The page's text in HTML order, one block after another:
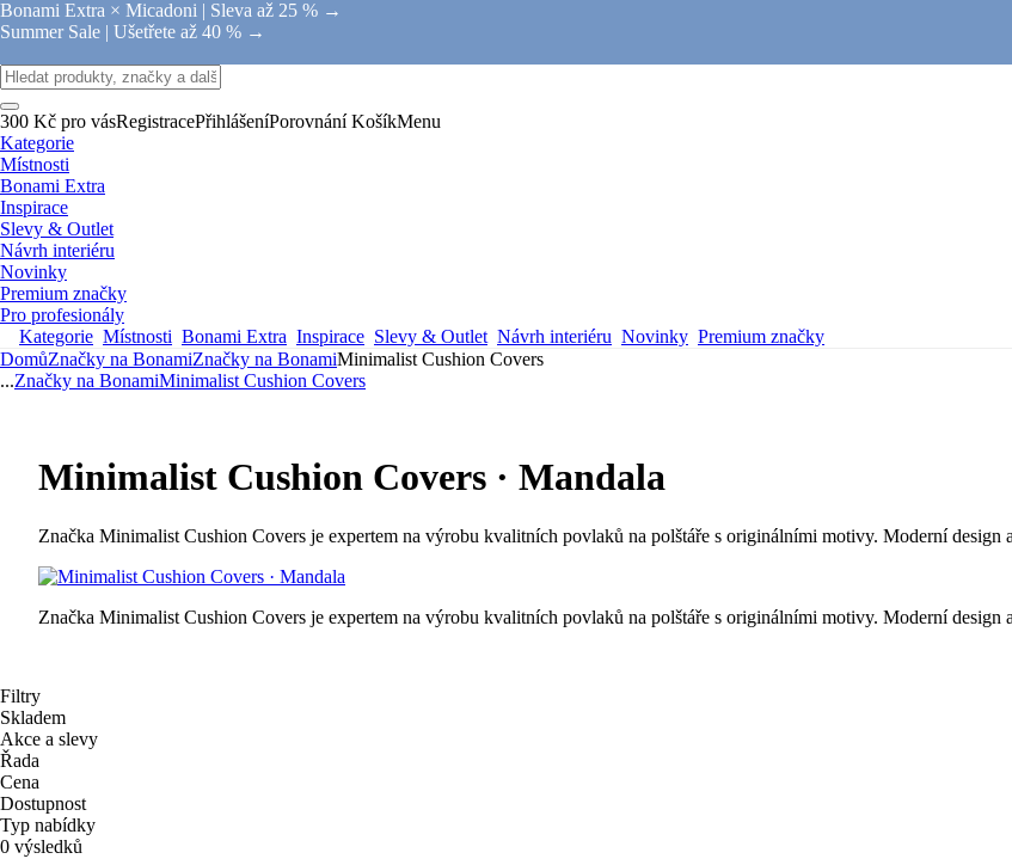
Bonami Extra × Micadoni | Sleva až 25 % →
Summer Sale | Ušetřete až 40 % →
300 Kč pro vásRegistracePřihlášeníPorovnání KošíkMenu
Kategorie
Místnosti
Bonami Extra
Inspirace
Slevy & Outlet
Návrh interiéru
Novinky
Premium značky
Pro profesionály
Kategorie Místnosti Bonami Extra Inspirace Slevy & Outlet Návrh interiéru Novinky Premium značky
DomůZnačky na BonamiZnačky na BonamiMinimalist Cushion Covers
...Značky na BonamiMinimalist Cushion Covers
Minimalist Cushion Covers · Mandala
Značka Minimalist Cushion Covers je expertem na výrobu kvalitních povlaků na polštáře s originálními motivy. Moderní
Značka Minimalist Cushion Covers je expertem na výrobu kvalitních povlaků na polštáře s originálními motivy. Moderní
Filtry
Skladem
Akce a slevy
Řada
Cena
Dostupnost
Typ nabídky
0 výsledků